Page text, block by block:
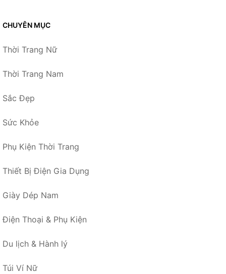
CHUYÊN MỤC
Thời Trang Nữ
Thời Trang Nam
Sắc Đẹp
Sức Khỏe
Phụ Kiện Thời Trang
Thiết Bị Điện Gia Dụng
Giày Dép Nam
Điện Thoại & Phụ Kiện
Du lịch & Hành lý
Túi Ví Nữ